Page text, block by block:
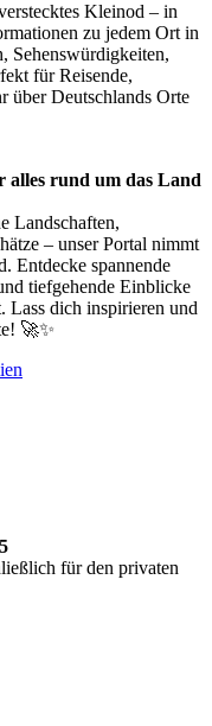
Kleinod – in
zu jedem Ort in
Sehenswürdigkeiten,
für Reisende,
über Deutschlands Orte
alles rund um das Land
Landschaften,
– unser Portal nimmt
Entdecke spannende
tiefgehende Einblicke
Lass dich inspirieren und
🚀✨
für den privaten